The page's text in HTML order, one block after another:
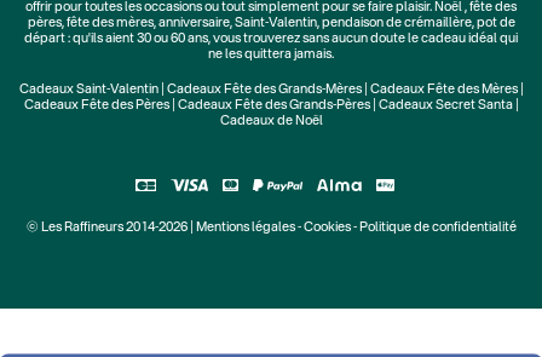
offrir pour toutes les occasions ou tout simplement pour se faire plaisir. Noël,fête des
pères,fête des mères,anniversaire,Saint-Valentin,pendaison de crémaillère, pot de
départ : qu'ils aient 30 ou 60 ans, vous trouverez sans aucun doute le cadeau idéal qui
ne les quittera jamais.
Cadeaux Saint-Valentin| Cadeaux Fête des Grands-Mères| Cadeaux Fête des Mères|
Cadeaux Fête des Pères| Cadeaux Fête des Grands-Pères| Cadeaux Secret Santa|
Cadeaux de Noël
© Les Raffineurs 2014-2026 | Mentions légales-Cookies- Politique de confidentialité